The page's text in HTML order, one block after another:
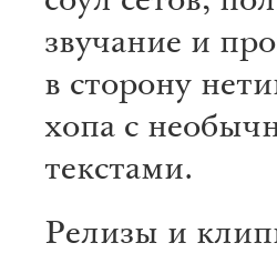
звучание и
в сторону
хопа с
текстами.
Релизы и